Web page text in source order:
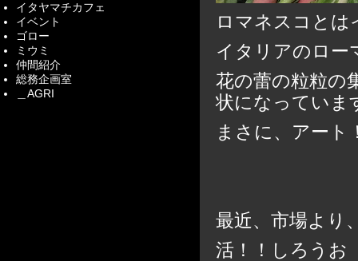
ロマネスコとは
イタリアのロー
花の蕾の粒粒の
状になっていま
まさに、アー
最近、市場より
活！！しろう
イタヤマチカフェ
イベント
ゴロー
ミウミ
仲間紹介
総務企画室
＿AGRI